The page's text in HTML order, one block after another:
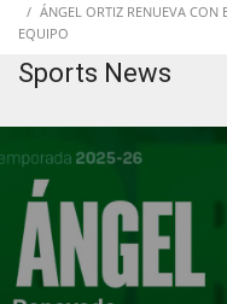
ÁNGEL ORTIZ RENUEVA CON
EQUIPO
Sports News